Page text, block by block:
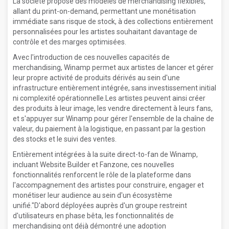
allant du print-on-demand, permettant une monétisation
immédiate sans risque de stock, à des collections entièrement
personnalisées pour les artistes souhaitant davantage de
contrôle et des marges optimisées.
Avec l'introduction de ces nouvelles capacités de
merchandising, Winamp permet aux artistes de lancer et gérer
leur propre activité de produits dérivés au sein d'une
infrastructure entièrement intégrée, sans investissement initial
ni complexité opérationnelle.Les artistes peuvent ainsi créer
des produits à leur image, les vendre directement à leurs fans,
et s'appuyer sur Winamp pour gérer l'ensemble de la chaîne de
valeur, du paiement à la logistique, en passant par la gestion
des stocks et le suivi des ventes.
Entièrement intégrées à la suite direct-to-fan de Winamp,
incluant Website Builder et Fanzone, ces nouvelles
fonctionnalités renforcent le rôle de la plateforme dans
l'accompagnement des artistes pour construire, engager et
monétiser leur audience au sein d'un écosystème
unifié."D'abord déployées auprès d'un groupe restreint
d'utilisateurs en phase bêta, les fonctionnalités de
merchandising ont déjà démontré une adoption